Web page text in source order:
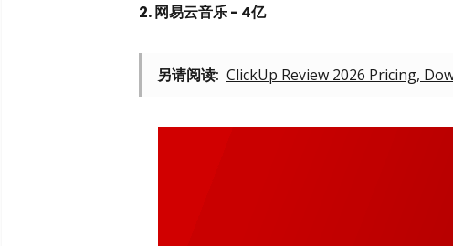
2. 网易云音乐 - 4亿
另请阅读: ClickUp Review 2026 Pricing,